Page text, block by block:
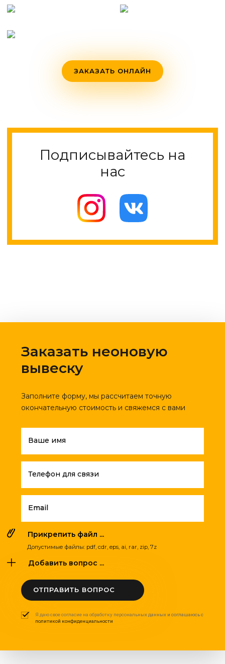
ЗАКАЗАТЬ ОНЛАЙН
Подписывайтесь на
нас
Заказать неоновую
вывеску
Заполните форму, мы рассчитаем точную
окончательную стоимость и свяжемся с вами
Ваше имя
Телефон для связи
Email
Прикрепить файл ...
Допустимые файлы: pdf, cdr, eps, ai, rar, zip, 7z
Добавить вопрос ...
ОТПРАВИТЬ ВОПРОС
Я даю свое согласие на обработку персональных данных и соглашаюсь с
политикой конфиденциальности